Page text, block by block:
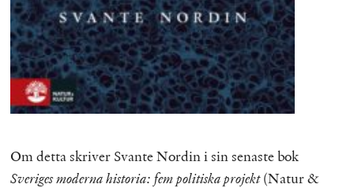
Om detta skriver Svante Nordin i sin senaste bok
Sveriges moderna historia: fem politiska projekt(Natur &